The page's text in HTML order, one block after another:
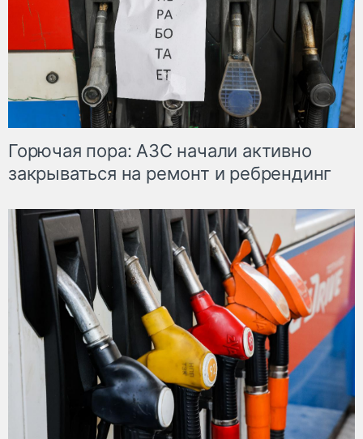
Горючая пора: АЗС начали активно
закрываться на ремонт и ребрендинг